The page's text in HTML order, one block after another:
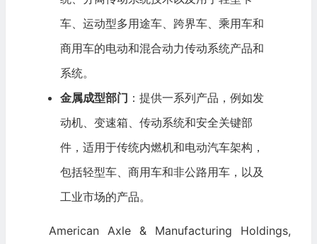
车、运动型多用途车、跨界车、乘用车和
商用车的电动和混合动力传动系统产品和
系统。
金属成型部门 ：提供一系列产品，例如发
动机、变速箱、传动系统和安全关键部
件，适用于传统内燃机和电动汽车架构，
包括轻型车、商用车和非公路用车，以及
工业市场的产品。
American Axle & Manufacturing Holdings,